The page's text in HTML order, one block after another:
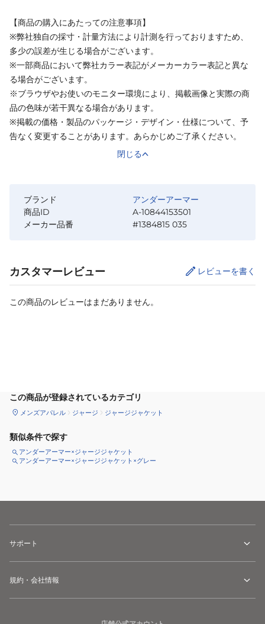
【商品の購入にあたっての注意事項】
※弊社独自の採寸・計量方法により計測を行っておりますため、
多少の誤差が生じる場合がございます。
※一部商品において弊社カラー表記がメーカーカラー表記と異な
る場合がございます。
※ブラウザやお使いのモニター環境により、掲載画像と実際の商
品の色味が若干異なる場合があります。
※掲載の価格・製品のパッケージ・デザイン・仕様について、予
告なく変更することがあります。あらかじめご了承ください。
閉じる
ブランド
アンダーアーマー
商品ID
A-10844153501
メーカー品番
#1384815 035
カスタマーレビュー レビューを書く
この商品のレビューはまだありません。
この商品が登録されているカテゴリ
メンズアパレル ジャージ ジャージジャケット
類似条件で探す
アンダーアーマー×ジャージジャケット
アンダーアーマー×ジャージジャケット×グレー
サポート
規約・会社情報